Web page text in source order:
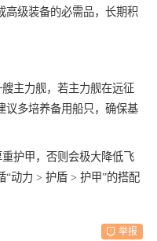
高级装备的必需品，长期积
主力舰，若主力舰在远征
议多培养备用船只，确保基
护甲，否则会极大降低飞
动力 > 护盾 > 护甲”的搭配
举报